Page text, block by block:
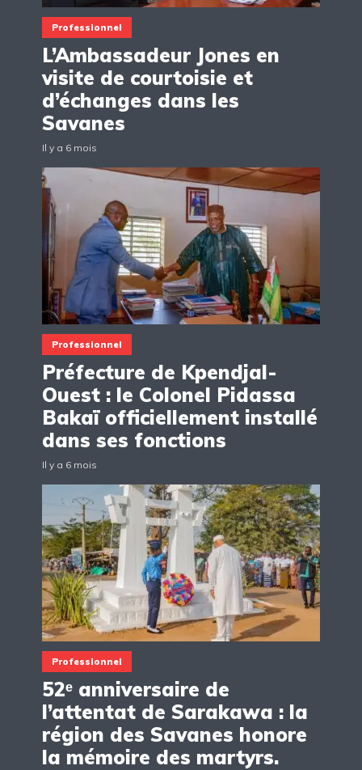
Professionnel
L’Ambassadeur Jones en
visite de courtoisie et
d’échanges dans les
Savanes
Il y a 6 mois
Professionnel
Préfecture de Kpendjal-
Ouest : le Colonel Pidassa
Bakaï officiellement installé
dans ses fonctions
Il y a 6 mois
Professionnel
52ᵉ anniversaire de
l’attentat de Sarakawa : la
région des Savanes honore
la mémoire des martyrs.